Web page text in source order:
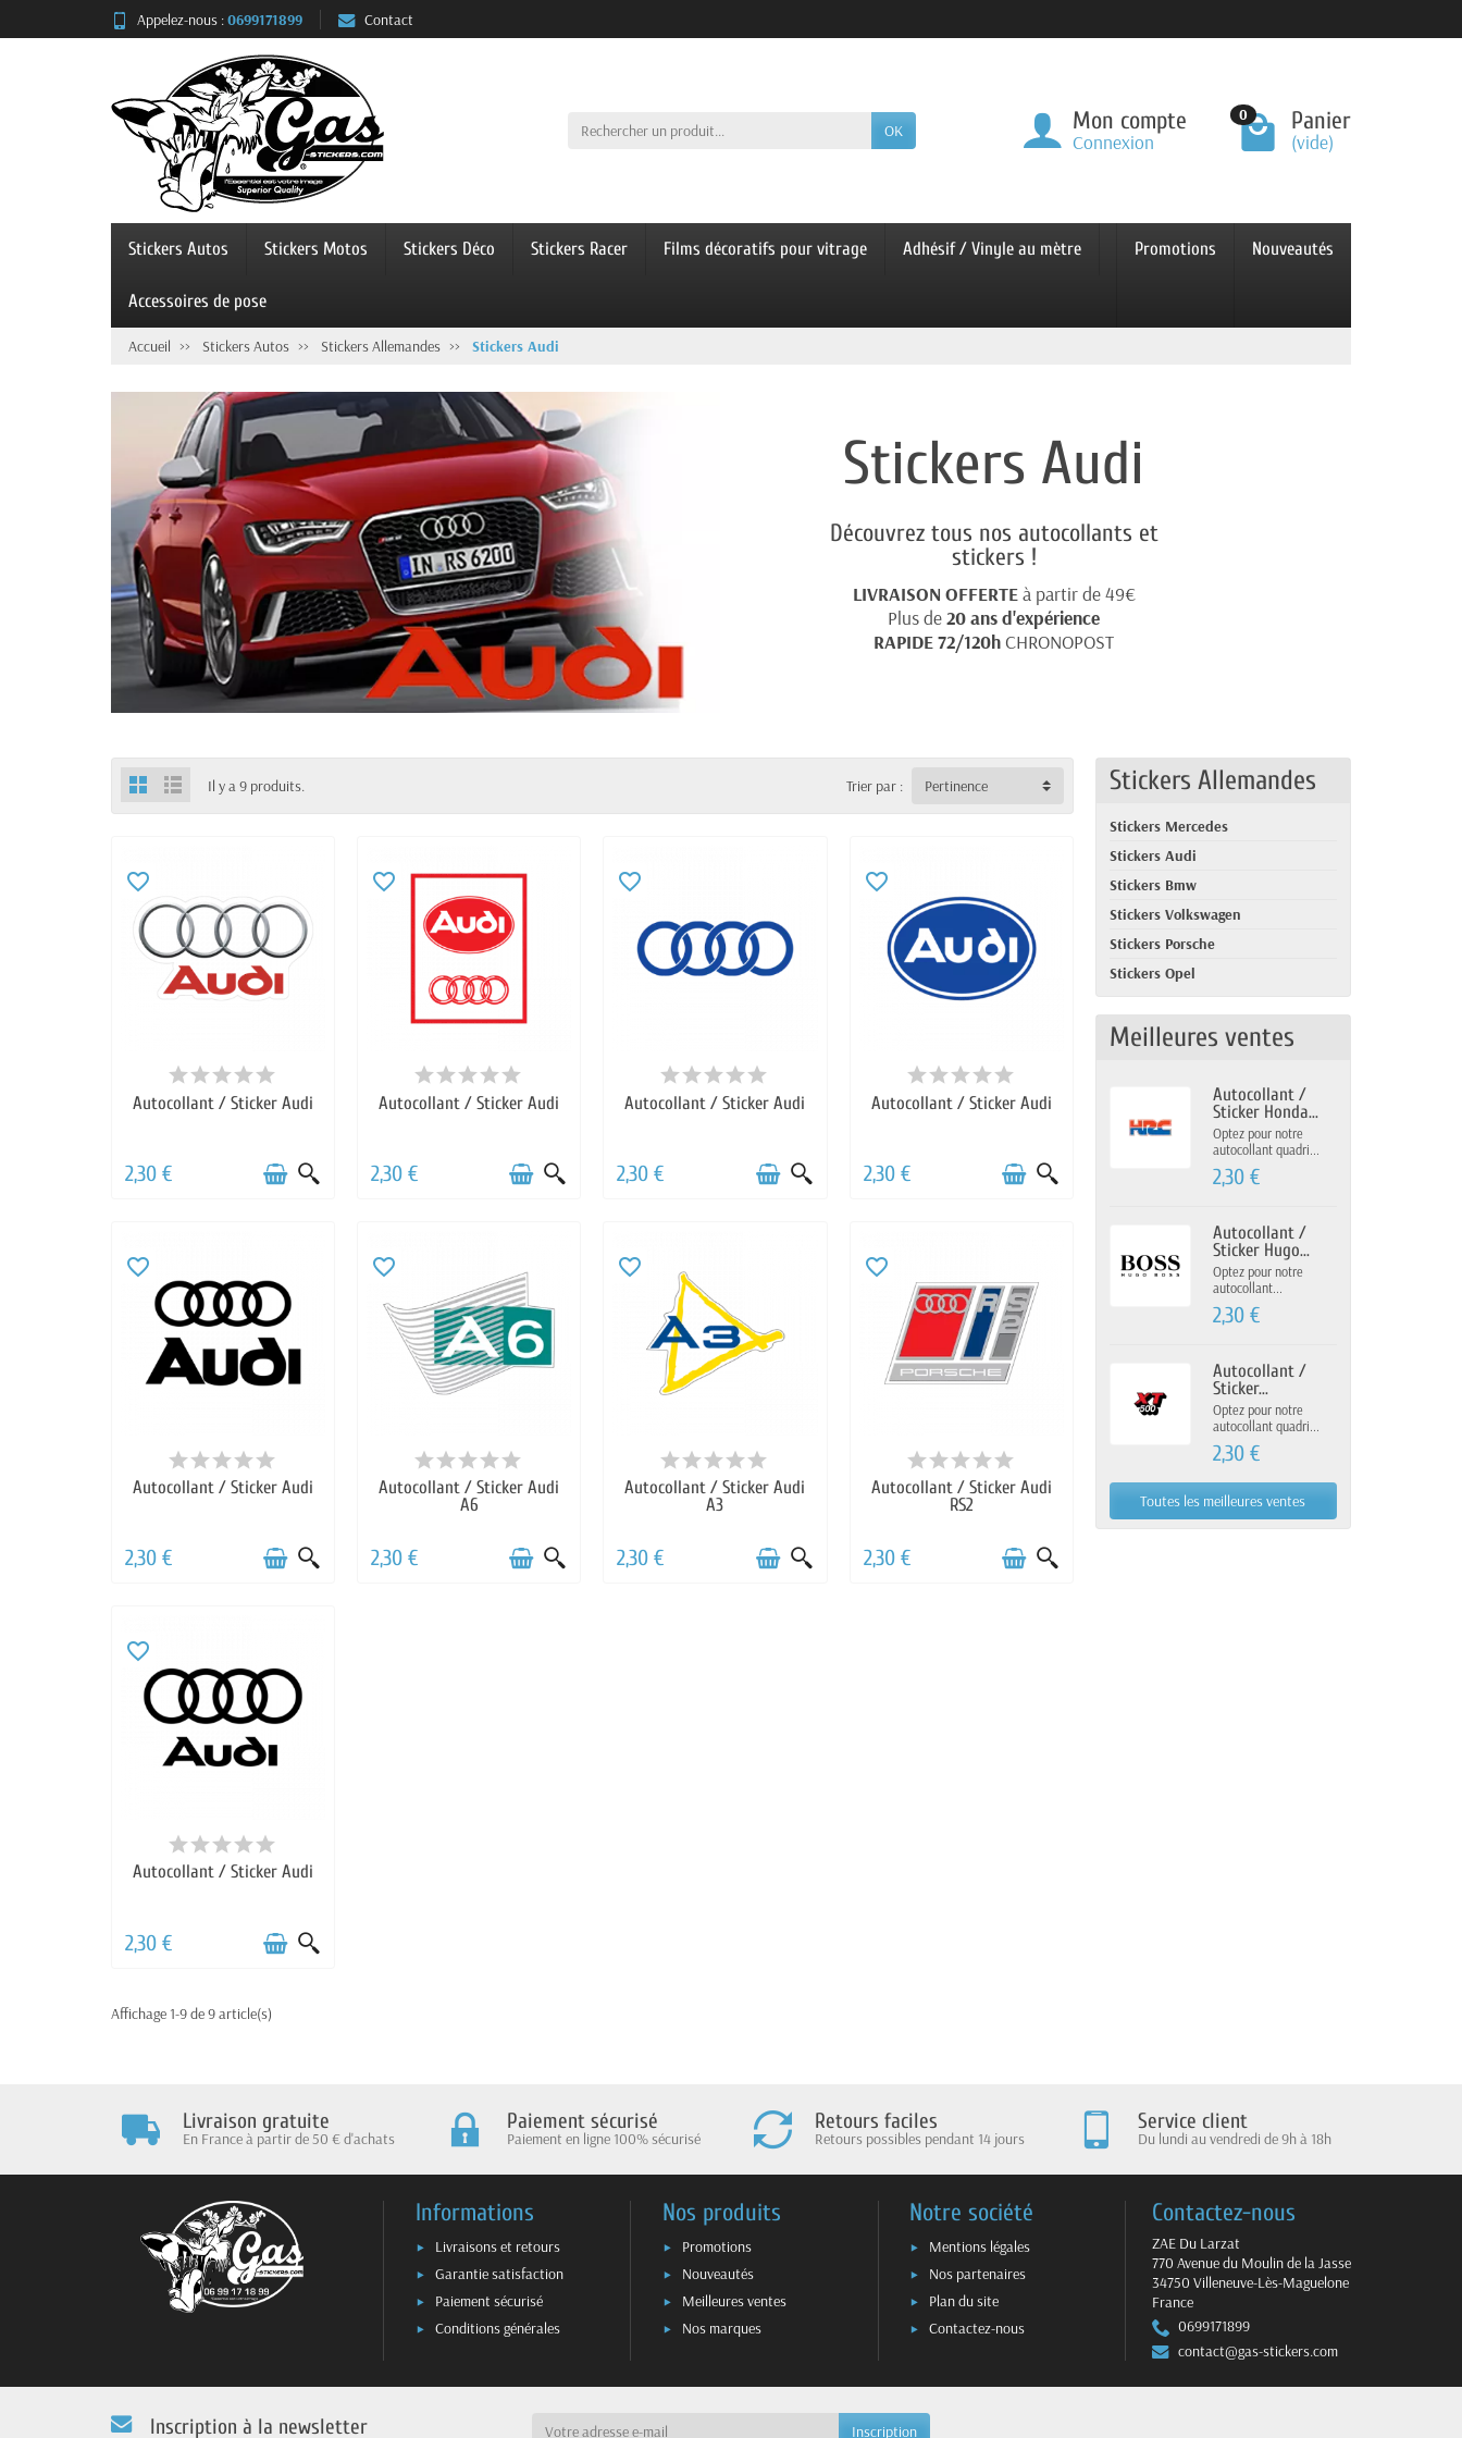
Appelez-nous :0699171899 Contact
OK Mon compte
Connexion
0 Panier
(vide)
Stickers Autos Stickers Motos Stickers Déco Stickers Racer Films décoratifs pour vitrage Adhésif / Vinyle au mètre
Accessoires de pose
Promotions Nouveautés
Accueil Stickers Autos Stickers Allemandes Stickers Audi
Stickers Audi
Découvrez tous nos autocollants et
stickers !
LIVRAISON OFFERTEà partir de 49€
Plus de20 ans d'expérience
RAPIDE 72/120hCHRONOPOST
Il y a 9 produits. Trier par : Pertinence
favorite_border
Autocollant / Sticker Audi
2,30 €
favorite_border
Autocollant / Sticker Audi
2,30 €
favorite_border
Autocollant / Sticker Audi
2,30 €
favorite_border
Autocollant / Sticker Audi
2,30 €
favorite_border
Autocollant / Sticker Audi
2,30 €
favorite_border
Autocollant / Sticker Audi
A6
2,30 €
favorite_border
Autocollant / Sticker Audi
A3
2,30 €
favorite_border
Autocollant / Sticker Audi
RS2
2,30 €
favorite_border
Autocollant / Sticker Audi
2,30 €
Affichage 1-9 de 9 article(s)
Stickers Allemandes
Stickers Mercedes
Stickers Audi
Stickers Bmw
Stickers Volkswagen
Stickers Porsche
Stickers Opel
Meilleures ventes
Autocollant /
Sticker Honda...
Optez pour notre
autocollant quadri...
2,30 €
Autocollant /
Sticker Hugo...
Optez pour notre
autocollant...
2,30 €
Autocollant /
Sticker...
Optez pour notre
autocollant quadri...
2,30 €
Toutes les meilleures ventes
Livraison gratuite
En France à partir de 50 € d'achats
Paiement sécurisé
Paiement en ligne 100% sécurisé
Retours faciles
Retours possibles pendant 14 jours
Service client
Du lundi au vendredi de 9h à 18h
Informations
Livraisons et retours
Garantie satisfaction
Paiement sécurisé
Conditions générales
Nos produits
Promotions
Nouveautés
Meilleures ventes
Nos marques
Notre société
Mentions légales
Nos partenaires
Plan du site
Contactez-nous
Contactez-nous
ZAE Du Larzat
770 Avenue du Moulin de la Jasse
34750 Villeneuve-Lès-Maguelone
France
0699171899
contact@gas-stickers.com
Inscription à la newsletter
Panneau de gestion des cookies